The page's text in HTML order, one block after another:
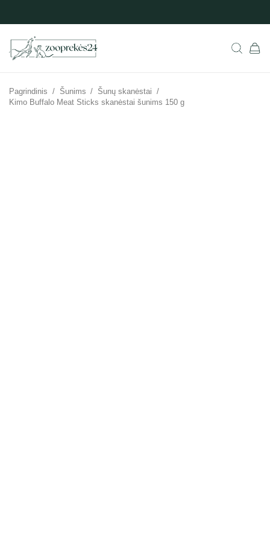
Pagrindinis / Šunims / Šunų skanėstai /
Kimo Buffalo Meat Sticks skanėstai šunims 150 g